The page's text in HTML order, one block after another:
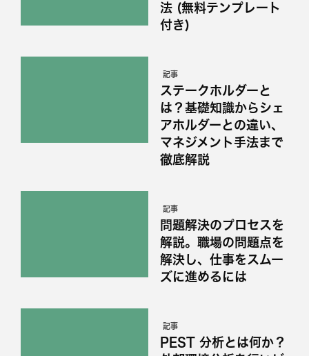
法 (無料テンプレート
付き)
記事
ステークホルダーと
は？基礎知識からシェ
アホルダーとの違い、
マネジメント手法まで
徹底解説
記事
問題解決のプロセスを
解説。職場の問題点を
解決し、仕事をスムー
ズに進めるには
記事
PEST 分析とは何か？